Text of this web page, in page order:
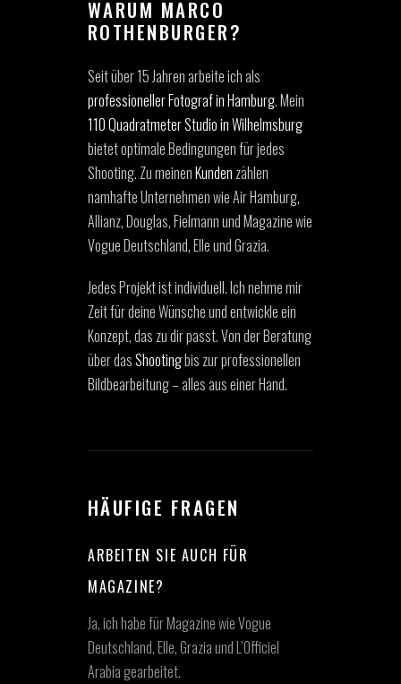
WARUM MARCO
ROTHENBURGER?
Seit über 15 Jahren arbeite ich als
professioneller Fotograf in Hamburg. Mein
110 Quadratmeter Studio in Wilhelmsburg
bietet optimale Bedingungen für jedes
Shooting. Zu meinenKunden zählen
namhafte Unternehmen wie Air Hamburg,
Allianz, Douglas, Fielmann und Magazine wie
Vogue Deutschland, Elle und Grazia.
Jedes Projekt ist individuell. Ich nehme mir
Zeit für deine Wünsche und entwickle ein
Konzept, das zu dir passt. Von der Beratung
über dasShootingbis zur professionellen
Bildbearbeitung – alles aus einer Hand.
HÄUFIGE FRAGEN
ARBEITEN SIE AUCH FÜR
MAGAZINE?
Ja, ich habe für Magazine wie Vogue
Deutschland, Elle, Grazia und L’Officiel
Arabia gearbeitet.